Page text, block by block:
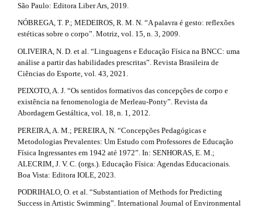
São Paulo: Editora Liber Ars, 2019.
NÓBREGA, T. P.; MEDEIROS, R. M. N. “A palavra é gesto: reflexões
estéticas sobre o corpo”. Motriz, vol. 15, n. 3, 2009.
OLIVEIRA, N. D. et al. “Linguagens e Educação Física na BNCC: uma
análise a partir das habilidades prescritas”. Revista Brasileira de
Ciências do Esporte, vol. 43, 2021.
PEIXOTO, A. J. “Os sentidos formativos das concepções de corpo e
existência na fenomenologia de Merleau-Ponty”. Revista da
Abordagem Gestáltica, vol. 18, n. 1, 2012.
PEREIRA, A. M.; PEREIRA, N. “Concepções Pedagógicas e
Metodologias Prevalentes: Um Estudo com Professores de Educação
Física Ingressantes em 1942 até 1972”. In: SENHORAS, E. M.;
ALECRIM, J. V. C. (orgs.). Educação Física: Agendas Educacionais.
Boa Vista: Editora IOLE, 2023.
PODRIHALO, O. et al. “Substantiation of Methods for Predicting
Success in Artistic Swimming”. International Journal of Environmental